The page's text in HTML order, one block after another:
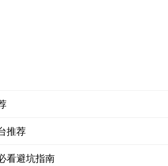
推荐
看避坑指南